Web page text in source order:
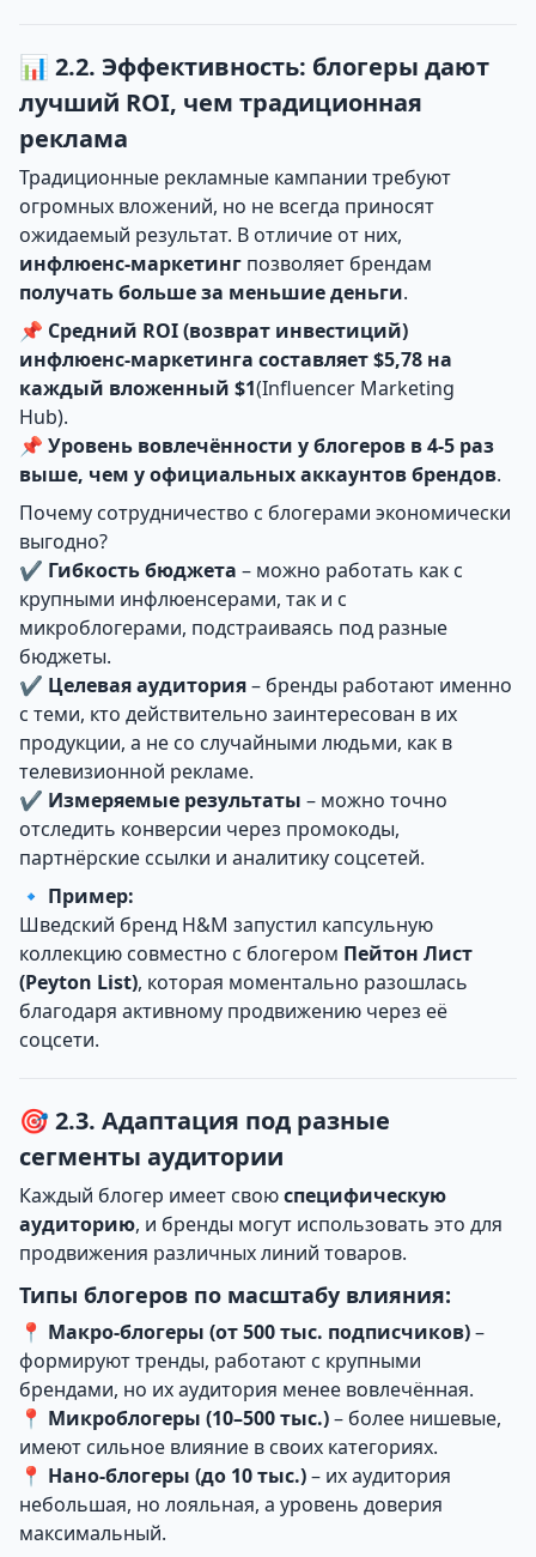
📊 2.2. Эффективность: блогеры дают
лучший ROI, чем традиционная
реклама
Традиционные рекламные кампании требуют
огромных вложений, но не всегда приносят
ожидаемый результат. В отличие от них,
инфлюенс-маркетинг позволяет брендам
получать больше за меньшие деньги.
📌 Средний ROI (возврат инвестиций)
инфлюенс-маркетинга составляет $5,78 на
каждый вложенный $1(Influencer Marketing
Hub).
📌 Уровень вовлечённости у блогеров в 4-5 раз
выше, чем у официальных аккаунтов брендов.
Почему сотрудничество с блогерами экономически
выгодно?
✔ Гибкость бюджета – можно работать как с
крупными инфлюенсерами, так и с
микроблогерами, подстраиваясь под разные
бюджеты.
✔ Целевая аудитория– бренды работают именно
с теми, кто действительно заинтересован в их
продукции, а не со случайными людьми, как в
телевизионной рекламе.
✔ Измеряемые результаты – можно точно
отследить конверсии через промокоды,
партнёрские ссылки и аналитику соцсетей.
🔹 Пример:
Шведский бренд H&M запустил капсульную
коллекцию совместно с блогером Пейтон Лист
(Peyton List), которая моментально разошлась
благодаря активному продвижению через её
соцсети.
🎯 2.3. Адаптация под разные
сегменты аудитории
Каждый блогер имеет своюспецифическую
аудиторию, и бренды могут использовать это для
продвижения различных линий товаров.
Типы блогеров по масштабу влияния:
📍 Макро-блогеры (от 500 тыс. подписчиков)–
формируют тренды, работают с крупными
брендами, но их аудитория менее вовлечённая.
📍 Микроблогеры (10–500 тыс.)– более нишевые,
имеют сильное влияние в своих категориях.
📍 Нано-блогеры (до 10 тыс.)– их аудитория
небольшая, но лояльная, а уровень доверия
максимальный.